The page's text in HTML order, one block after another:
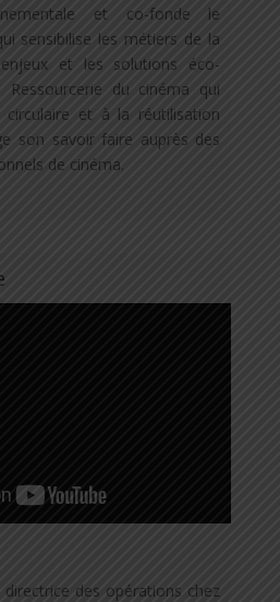
et co-fonde le
sensibilise les métiers de la
et les solutions éco-
Ressourcerie du cinéma qui
circulaire et à la réutilisation
son savoir faire auprès des
de cinéma.
des opérations chez